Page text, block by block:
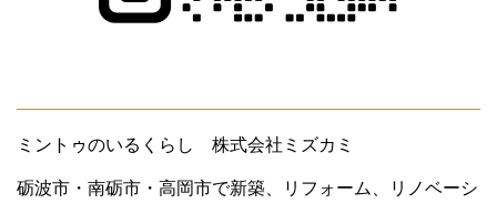
ミントゥのいるくらし 株式会社ミズカミ
砺波市・南砺市・高岡市で新築、リフォーム、リノベーシ